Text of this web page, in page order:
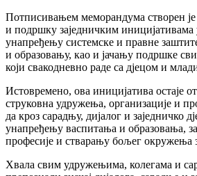
Потписивањем меморандума створен
и подршку заједничким иницијативама
унапређењу системске и правне
и образовању, као и јачању подршке
који свакодневно раде са дјецом и
Истовремено, ова иницијатива остаје
струковна удружења, организације и
да кроз сарадњу, дијалог и заједничко
унапређењу васпитања и образовања,
професије и стварању бољег окружења
Хвала свим удружењима, колегама и